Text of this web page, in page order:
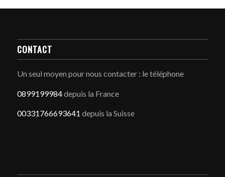
CONTACT
Un seul moyen pour nous contacter : le téléphone
0899199984depuis la France
00331766693641 depuis la Suisse